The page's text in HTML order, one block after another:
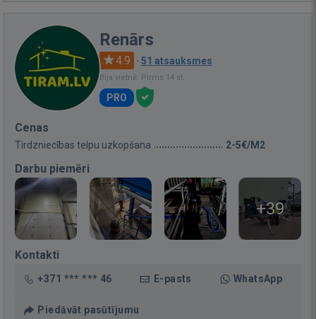
Renārs
4.9 · 51 atsauksmes
Bija vietnē: Pirms 14 st.
PRO
Cenas
Tirdzniecības telpu uzkopšana 2-5€/M2
Darbu piemēri
+39
Kontakti
+371 *** *** 46 E-pasts WhatsApp
Piedāvāt pasūtījumu